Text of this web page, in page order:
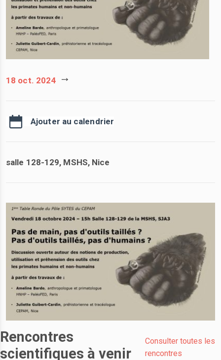
18 oct. 2024
Ajouter au calendrier
salle 128-129, MSHS, Nice
Rencontres
scientifiques à venir
Consulter toutes les
rencontres